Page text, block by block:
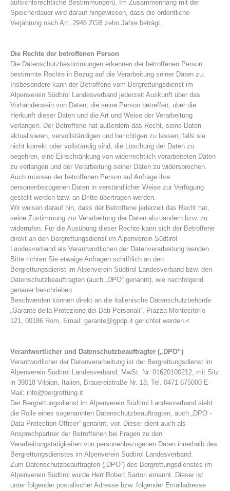
Jahresberichte
aufsichtsrechtliche Bestimmungen). Im Zusammenhang mit der
Speicherdauer wird darauf hingewiesen, dass die ordentliche
Verjährung nach Art. 2946 ZGB zehn Jahre beträgt.
Die Rechte der betroffenen Person
Die Datenschutzbestimmungen erkennen der betroffenen Person
bestimmte Rechte in Bezug auf die Verarbeitung seiner Daten zu.
Insbesondere kann der Betroffene vom Bergrettungsdienst im
Alpenverein Südtirol Landesverband jederzeit Auskunft über das
Vorhandensein von Daten, die seine Person betreffen, über die
Herkunft dieser Daten und die Art und Weise der Verarbeitung
verlangen. Der Betroffene hat außerdem das Recht, seine Daten
aktualisieren, vervollständigen und berichtigen zu lassen, falls sie
nicht korrekt oder vollständig sind, die Löschung der Daten zu
begehren, eine Einschränkung von widerrechtlich verarbeiteten Daten
zu verlangen und der Verarbeitung seiner Daten zu widersprechen.
Auch müssen der betroffenen Person auf Anfrage ihre
personenbezogenen Daten in verständlicher Weise zur Verfügung
gestellt werden bzw. an Dritte übertragen werden.
Wir weisen darauf hin, dass der Betroffene jederzeit das Recht hat,
seine Zustimmung zur Verarbeitung der Daten abzuändern bzw. zu
widerrufen. Für die Ausübung dieser Rechte kann sich der Betroffene
direkt an den Bergrettungsdienst im Alpenverein Südtirol
Landesverband als Verantwortlichen der Datenverarbeitung wenden.
Bitte richten Sie etwaige Anfragen schriftlich an den
Bergrettungsdienst im Alpenverein Südtirol Landesverband bzw. den
Datenschutzbeauftragten (auch „DPO“ genannt), wie nachfolgend
genauer beschrieben.
Beschwerden können direkt an die italienische Datenschutzbehörde
„Garante della Protezione dei Dati Personali“, Piazza Montecitorio
121, 00186 Rom, Email: garante@gpdp.it gerichtet werden.<
Verantwortlicher und Datenschutzbeauftragter („DPO“)
Verantwortlicher der Datenverarbeitung ist der Bergrettungsdienst im
Alpenverein Südtirol Landesverband, MwSt. Nr. 01620100212, mit Sitz
in 39018 Vilpian, Italien, Brauereistraße Nr. 18, Tel. 0471 675000 E-
Mail: info@bergrettung.it
Der Bergrettungsdienst im Alpenverein Südtirol Landesverband sieht
die Rolle eines sogenannten Datenschutzbeauftragten, auch „DPO -
Data Protection Officer“ genannt, vor. Dieser dient auch als
Ansprechpartner der Betroffenen bei Fragen zu den
Verarbeitungstätigkeiten von personenbezogenen Daten innerhalb des
Bergrettungsdienstes im Alpenverein Südtirol Landesverband.
Zum Datenschutzbeauftragten („DPO“) des Bergrettungsdienstes im
Alpenverein Südtirol wurde Herr Robert Sartori ernannt. Dieser ist
unter folgender postalischer Adresse bzw. folgender Emailadresse